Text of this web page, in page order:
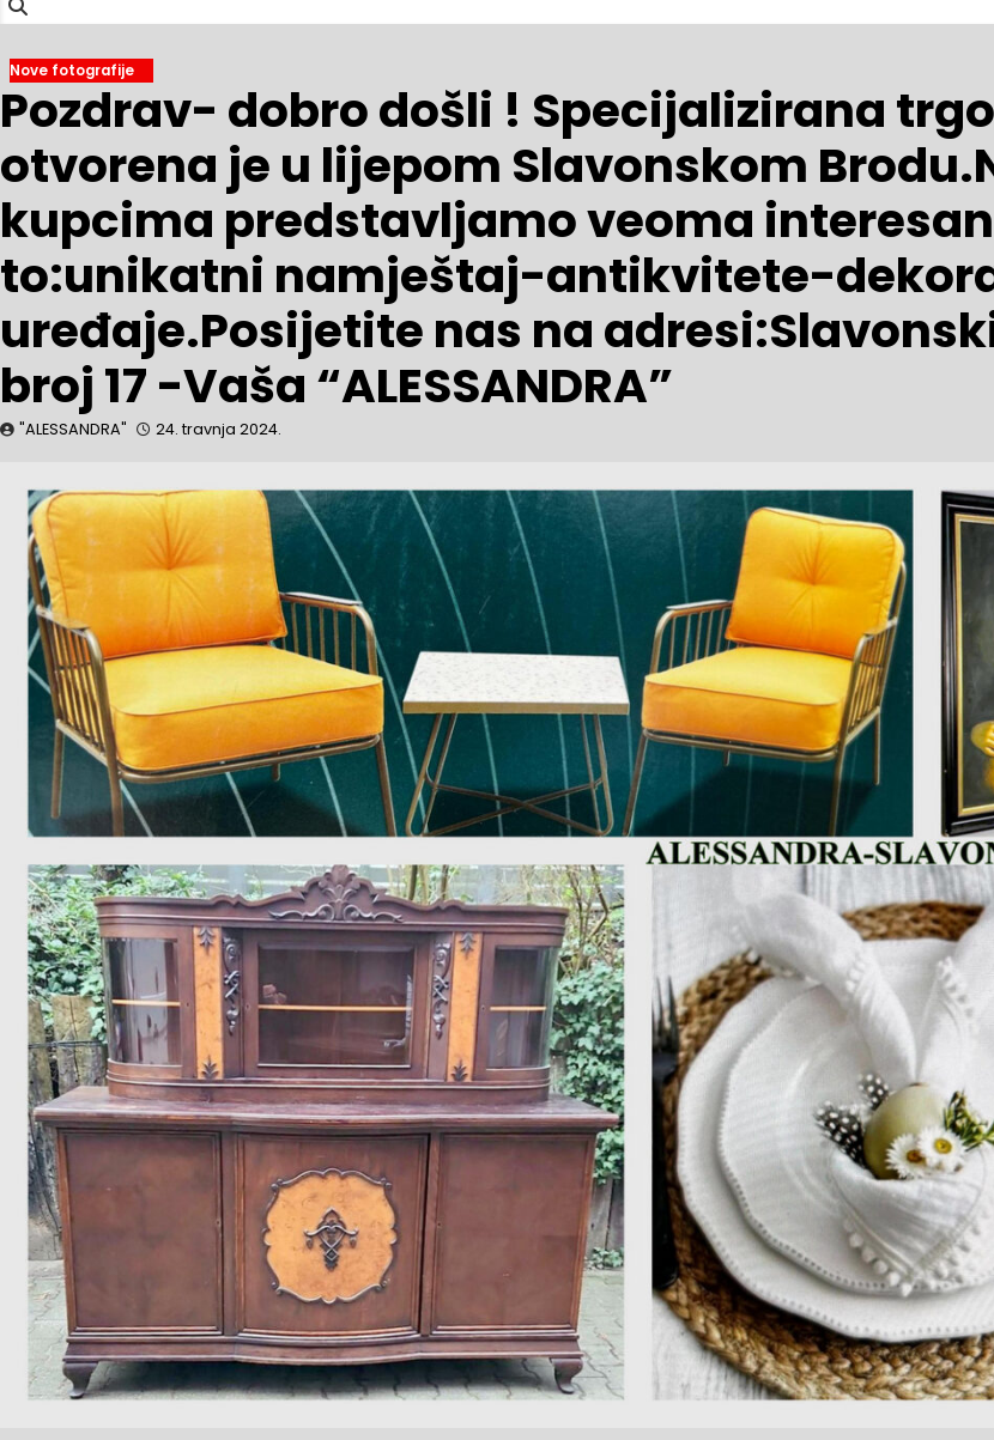
Nove fotografije
Pozdrav- dobro došli ! Specijalizirana
otvorena je u lijepom Slavonskom
kupcima predstavljamo veoma
to:unikatni namještaj-antikvitete-
uređaje.Posijetite nas na
broj 17 -Vaša “ALESSANDRA”
"ALESSANDRA" 24. travnja 2024.